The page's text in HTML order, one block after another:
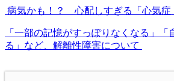
病気かも！？ 心配しすぎる「心気症
「一部の記憶がすっぽりなくなる」「
る」など、解離性障害について